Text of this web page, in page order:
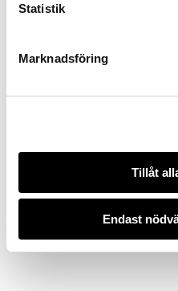
Statistik
Marknadsföring
Tillåt
Endast